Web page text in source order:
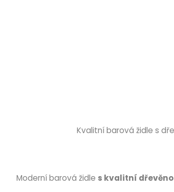
Kvalitní barová židle s
Moderní barová židle s kvalitní